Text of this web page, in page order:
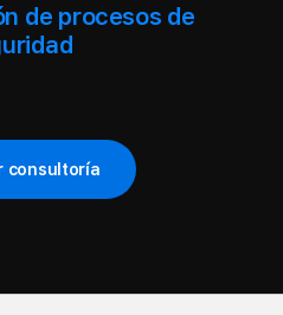
de procesos de
consultoría